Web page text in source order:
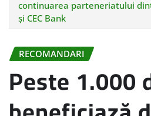
continuarea parteneriatului
și CEC Bank
RECOMANDARI
Peste 1.000